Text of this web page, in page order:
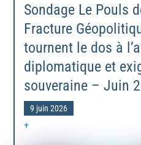
Sondage Le Pouls
Fracture
tournent le dos à
diplomatique et
souveraine – Juin
9 juin 2026
+